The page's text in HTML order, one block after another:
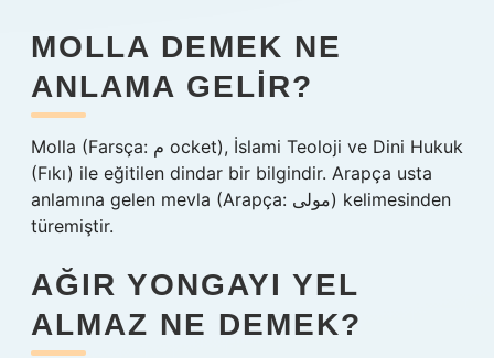
MOLLA DEMEK NE
ANLAMA GELIR?
Molla (Farsça: م ocket), İslami Teoloji ve Dini Hukuk
(Fıkı) ile eğitilen dindar bir bilgindir. Arapça usta
anlamına gelen mevla (Arapça: مولی) kelimesinden
türemiştir.
AĞIR YONGAYI YEL
ALMAZ NE DEMEK?